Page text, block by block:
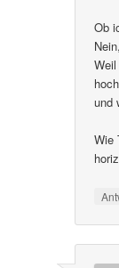
Ob
und
Wie